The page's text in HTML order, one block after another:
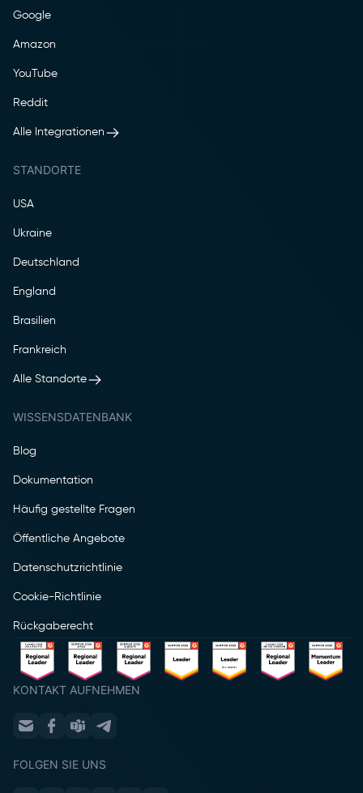
Google
Amazon
YouTube
Reddit
Alle Integrationen
STANDORTE
USA
Ukraine
Deutschland
England
Brasilien
Frankreich
Alle Standorte
WISSENSDATENBANK
Blog
Dokumentation
Häufig gestellte Fragen
Öffentliche Angebote
Datenschutzrichtlinie
Cookie-Richtlinie
Rückgaberecht
KONTAKT AUFNEHMEN
FOLGEN SIE UNS